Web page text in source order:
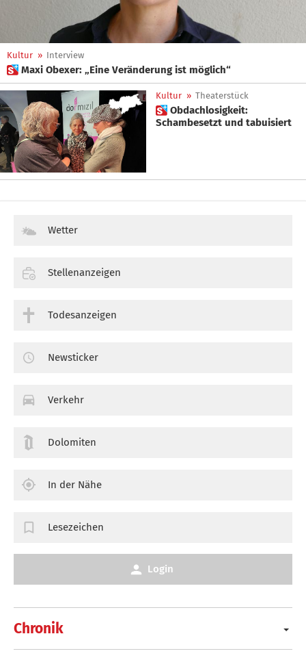
Kultur » Interview
 Maxi Obexer: „Eine Veränderung ist möglich“
Kultur » Theaterstück
 Obdachlosigkeit:
Schambesetzt und tabuisiert
Chronik
Wetter
Stellenanzeigen
Todesanzeigen
Newsticker
Verkehr
Dolomiten
In der Nähe
Lesezeichen
Login